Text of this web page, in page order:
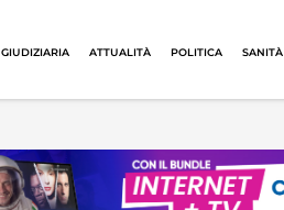
GIUDIZIARIA ATTUALITÀ POLITICA SANITÀ